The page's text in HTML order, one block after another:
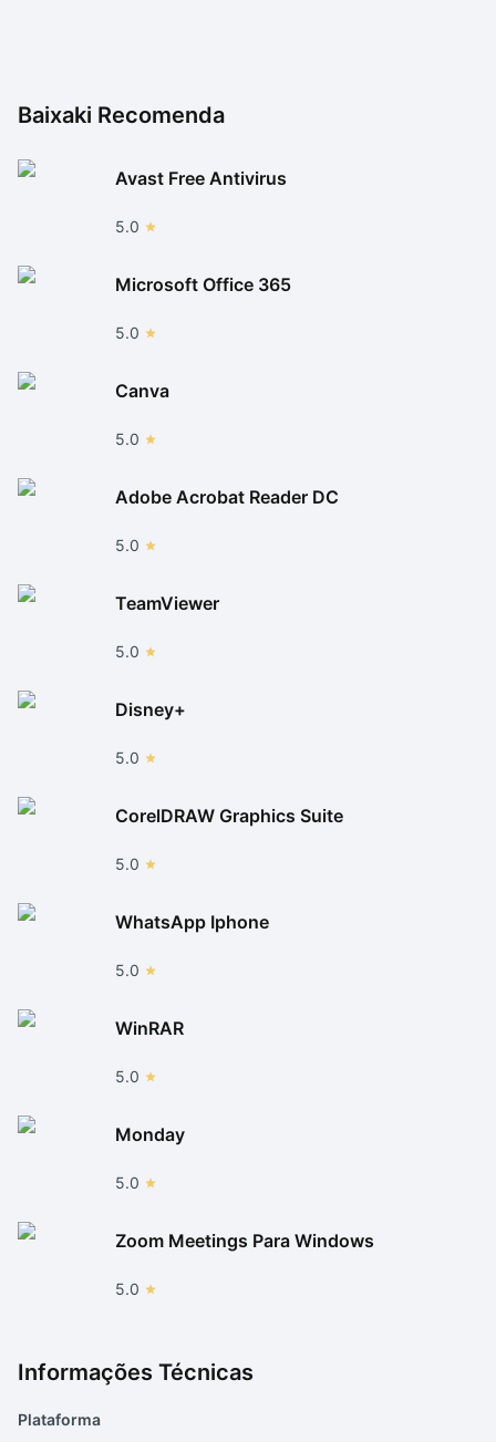
Baixaki Recomenda
Avast Free Antivirus
5.0
Microsoft Office 365
5.0
Canva
5.0
Adobe Acrobat Reader DC
5.0
TeamViewer
5.0
Disney+
5.0
CorelDRAW Graphics Suite
5.0
WhatsApp Iphone
5.0
WinRAR
5.0
Monday
5.0
Zoom Meetings Para Windows
5.0
Informações Técnicas
Plataforma